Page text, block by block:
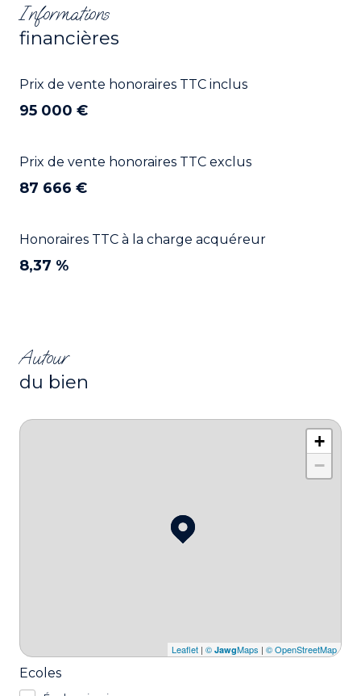
Informations
financières
Prix de vente honoraires TTC inclus
95 000 €
Prix de vente honoraires TTC exclus
87 666 €
Honoraires TTC à la charge acquéreur
8,37 %
Autour
du bien
+
−
Leaflet | © JawgMaps | © OpenStreetMap
Ecoles